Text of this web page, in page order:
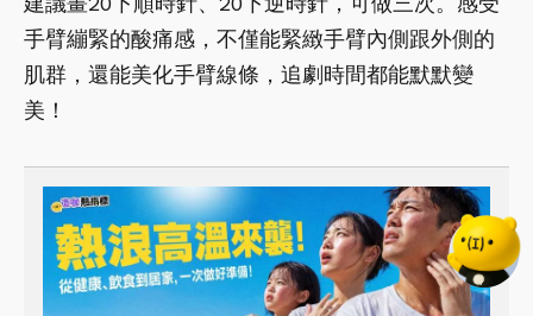
手臂繃緊的酸痛感，不僅能緊緻手臂內側跟外側的
肌群，還能美化手臂線條，追劇時間都能默默變
美！